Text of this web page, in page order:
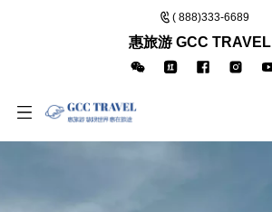
( 888)333-6689
惠旅游 GCC TRAVEL